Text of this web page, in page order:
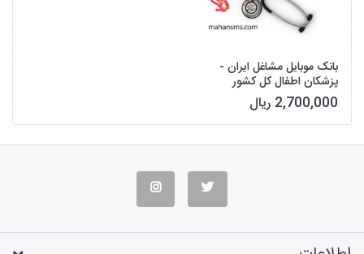
بانک موبایل مشاغل ایران -
پزشکان اطفال کل کشور
2,700,000 ریال